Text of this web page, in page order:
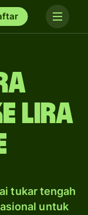
lira
tukar tengah
untuk